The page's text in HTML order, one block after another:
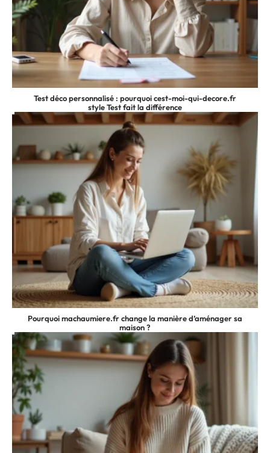
Test déco personnalisé : pourquoi cest-moi-qui-decore.fr
style Test fait la différence
Pourquoi machaumiere.fr change la manière d’aménager sa
maison ?